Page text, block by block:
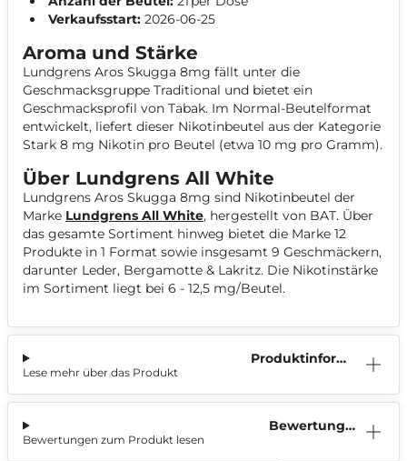
Verkaufsstart: 2026-06-25
Aroma und Stärke
Lundgrens Aros Skugga 8mg fällt unter die
Geschmacksgruppe Traditional und bietet ein
Geschmacksprofil von Tabak. Im Normal-Beutelformat
entwickelt, liefert dieser Nikotinbeutel aus der Kategorie
Stark 8 mg Nikotin pro Beutel (etwa 10 mg pro Gramm).
Über Lundgrens All White
Lundgrens Aros Skugga 8mg sind Nikotinbeutel der
Marke Lundgrens All White, hergestellt von BAT. Über
das gesamte Sortiment hinweg bietet die Marke 12
Produkte in 1 Format sowie insgesamt 9 Geschmäckern,
darunter Leder, Bergamotte & Lakritz. Die Nikotinstärke
im Sortiment liegt bei 6 - 12,5 mg/Beutel.
Produktinform
Lese mehr über das Produkt
Bewertunge
Bewertungen zum Produkt lesen